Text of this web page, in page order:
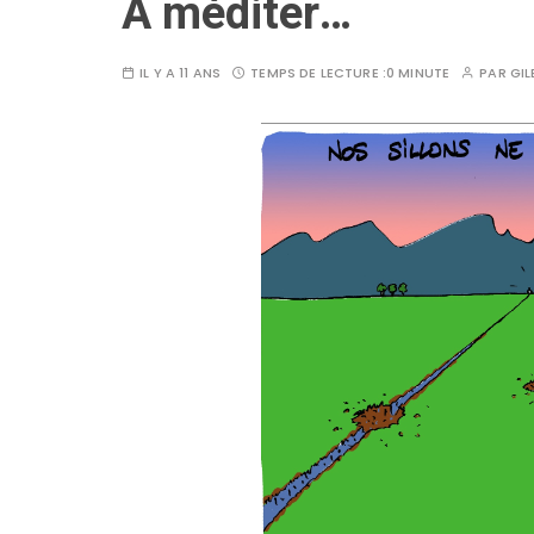
A méditer…
IL Y A 11 ANS TEMPS DE LECTURE :0 MINUTE PAR